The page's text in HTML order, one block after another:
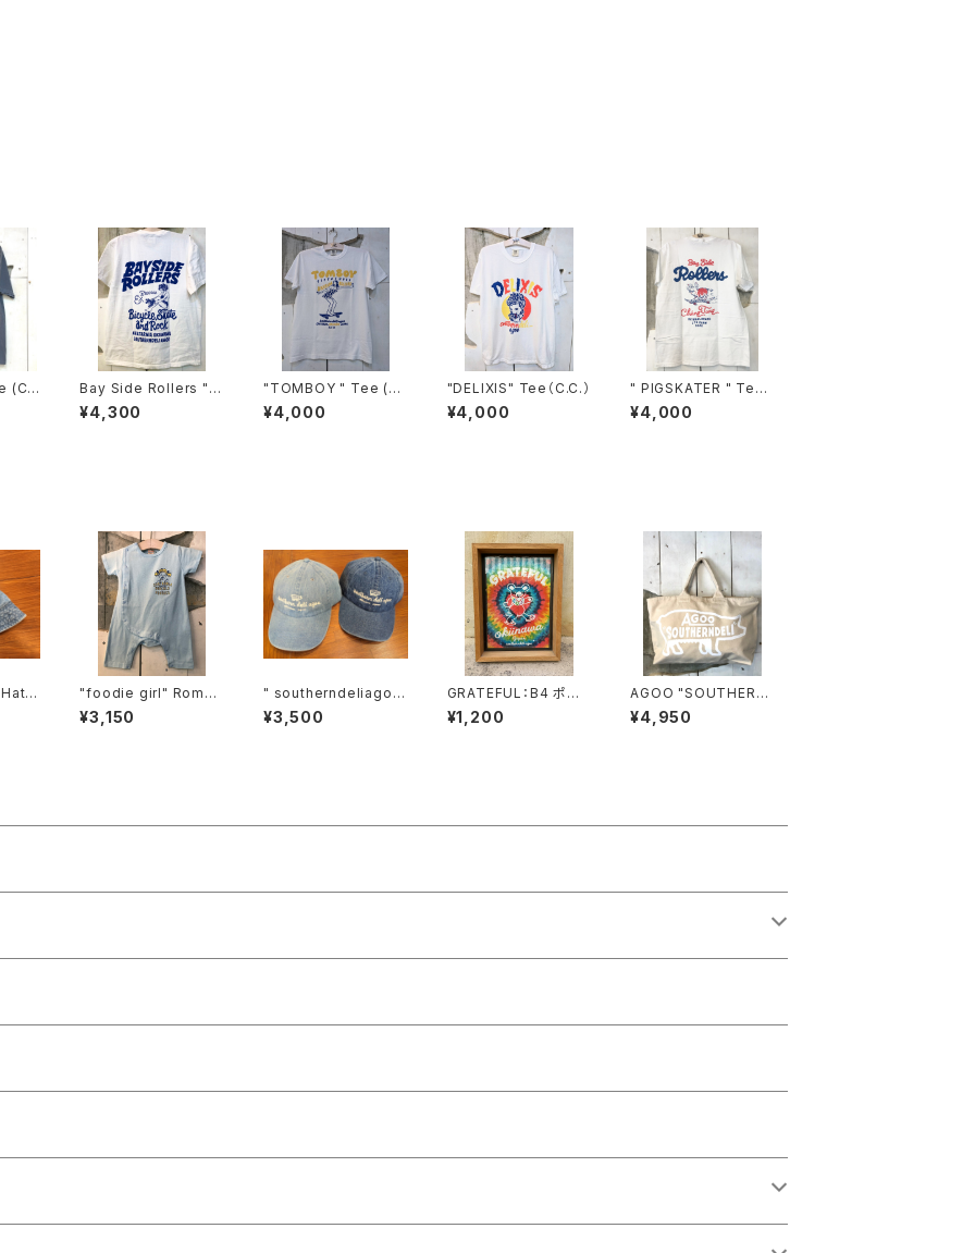
Bay Side Rollers "E
STIVATOR" POCKET
-tee (CC)
¥4,300
"TOMBOY " Tee (C.
C.)
¥4,000
"DELIXIS" Tee（C.C.）
¥4,000
" PIGSKATER " Tee
(CC)
¥4,000
/
"foodie girl" Rompe
rs
¥3,150
" southerndeliagoo
" Baseball DENIM C
ap
¥3,500
GRATEFUL：B4 ポス
ター
¥1,200
AGOO "SOUTHERN
DELI" CAMPUS ZIP
TOTE BAG (BIGsiz
¥4,950